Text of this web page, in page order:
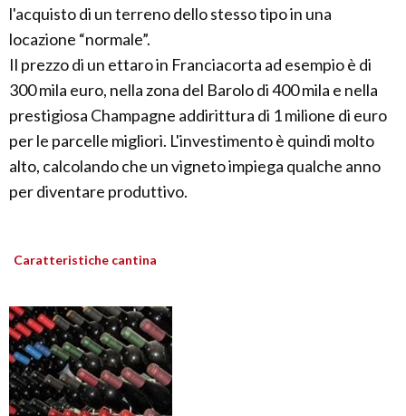
l'acquisto di un terreno dello stesso tipo in una
locazione “normale”.
Il prezzo di un ettaro in Franciacorta ad esempio è di
300 mila euro, nella zona del Barolo di 400 mila e nella
prestigiosa Champagne addirittura di 1 milione di euro
per le parcelle migliori. L'investimento è quindi molto
alto, calcolando che un vigneto impiega qualche anno
per diventare produttivo.
Caratteristiche cantina